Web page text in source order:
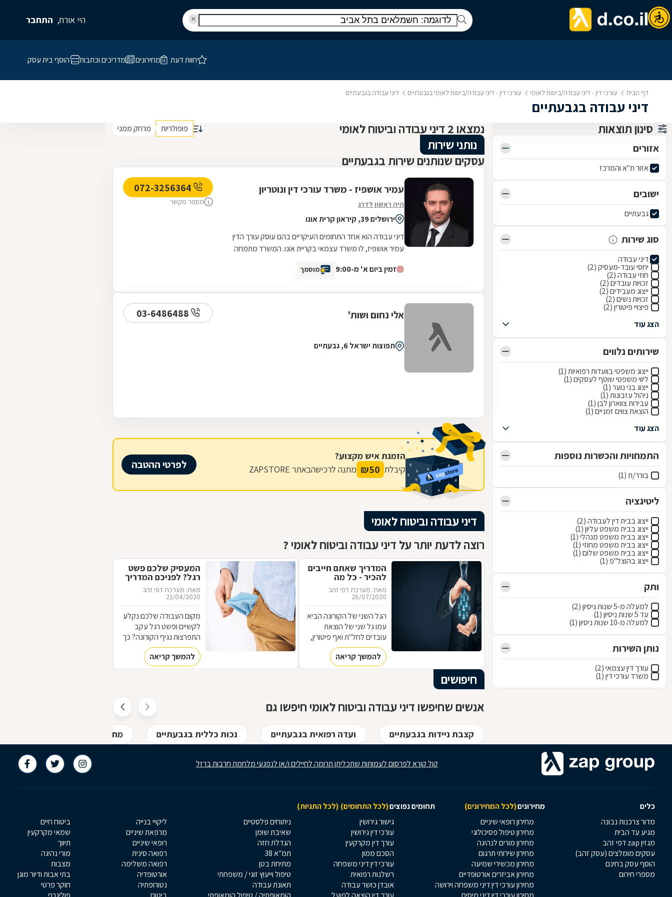
היי אורח, התחבר
חוות דעת מחירונים מדריכים וכתבות הוסף בית עסק
דף הבית עורכי דין - דיני עבודה/ביטוח לאומי עורכי דין - דיני עבודה/ביטוח לאומי בגבעתיים דיני עבודה בגבעתיים
דיני עבודה בגבעתיים
סינון תוצאות
אזורים
אזור ת"א והמרכז
ישובים
גבעתיים
סוג שירות
דיני עבודה
יחסי עובד-מעסיק (2)
חוזי עבודה (2)
זכויות עובדים (2)
ייצוג מעבידים (2)
זכויות נשים (2)
פיצויי פיטורין (2)
הצג עוד
שירותים נלווים
ייצוג משפטי בוועדות רפואיות (1)
ליווי משפטי שוטף לעסקים (1)
ייצוג בני נוער (1)
ניהול עזבונות (1)
עבירות צווארון לבן (1)
הוצאת צווים זמניים (1)
הצג עוד
התמחויות והכשרות נוספות
בורר/ת (1)
ליטיגציה
ייצוג בבית דין לעבודה (2)
ייצוג בבית משפט עליון (1)
ייצוג בבית משפט מנהלי (1)
ייצוג בבית משפט מחוזי (1)
ייצוג בבית משפט שלום (1)
ייצוג בהוצל"פ (1)
ותק
למעלה מ-5 שנות ניסיון (2)
עד 5 שנות ניסיון (1)
למעלה מ-10 שנות ניסיון (1)
נותן השירות
עורך דין עצמאי (2)
משרד עורכי דין (1)
נמצאו 2 דיני עבודה וביטוח לאומי פופולריות מרחק ממני
נותני שירות
עסקים שנותנים שירות בגבעתיים
עמיר אושפיז - משרד עורכי דין ונוטריון
היה ראשון לדרג
ירושלים 39, קיראון קרית אונו
דיני עבודה הוא אחד התחומים העיקריים בהם עוסק עורך הדין
עמיר אושפיז, לו משרד עצמאי בקריית אונו. המשרד מתמחה
זמין ביום א' מ-9:00 מוסמך
מספר מקשר
אלי נחום ושות'
תפוצות ישראל 6, גבעתיים
הזמנת איש מקצוע?
קיבלת 50
₪ מתנה לרכישהבאתר ZAPSTORE לפרטי ההטבה
דיני עבודה וביטוח לאומי
רוצה לדעת יותר על דיני עבודה וביטוח לאומי ?
המדריך שאתם חייבים
להכיר - כל מה
שחשוב לדעת על
זכויות עובדים בגל
הקורונה השני
מאת: מערכת דפי זהב
26/07/2020
הגל השני של הקורונה הביא
עמו גל שני של הוצאת
עובדים לחל"ת ואף פיטורין,
סימני שאלה רבים עולים
בנוגע לזכויות עובדים
בתקופה זו. ריכזנו עבורכם
להמשך קריאה
המעסיק שלכם פשט
רגל? לפניכם המדריך
המלא
מאת: מערכת דפי זהב
21/04/2020
מקום העבודה שלכם נקלע
לקשיים ופשט רגל עקב
התפרצות נגיף הקורונה? כך
תקבלו את המשכורת
והתנאים שהמעסיק חייב
לכם מהביטוח הלאומי
להמשך קריאה
חיפושים
אנשים שחיפשו דיני עבודה וביטוח לאומי חיפשו גם
קצבת ניידות בגבעתיים ועדה רפואית בגבעתיים נכות כללית בגבעתיים מחלת מקצוע בגבעתיים
קול קורא לפרסום לעמותות שתכליתן תרומה לחיילים ו/או לנפגעי מלחמת חרבות ברזל
כלים מחירונים(לכל המחירונים) תחומים נפוצים(לכל התחומים) (לכל התגיות)
מדור צרכנות נבונה
מגיע עד הבית
מגזין zap דפי זהב
עסקים מומלצים (עסק זהב)
הוסף עסק בחינם
מספרי חירום
מחירון רופאי שיניים
מחירון טיפול פסיכולוגי
מחירון מורים לנהיגה
מחירון שירותי תרגום
מחירון מכשירי שמיעה
מחירון אביזרים אורטופדיים
מחירון עורכי דין דיני משפחה וירושה
גישור גירושין
עורכי דין גירושין
עורך דין מקרקעין
הסכם ממון
עורכי דין דיני משפחה
רשלנות רפואית
אובדן כושר עבודה
ניתוחים פלסטיים
שאיבת שומן
הגדלת חזה
תמ"א 38
מתיחת בטן
טיפול וייעוץ זוגי / משפחתי
תאונת עבודה
ליקויי בנייה
מרפאת שיניים
רופאי שיניים
רפואה סינית
רפואה משלימה
אורטופדיה
נטורופתיה
ביטוח חיים
שמאי מקרקעין
תיווך
מורי נהיגה
מצבות
בתי אבות ודיור מוגן
חוקר פרטי